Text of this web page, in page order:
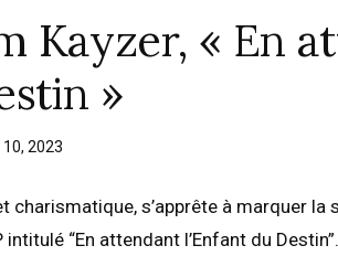
Kayzer, « En
»
2023
charismatique, s’apprête à marquer
“En attendant l’Enfant du